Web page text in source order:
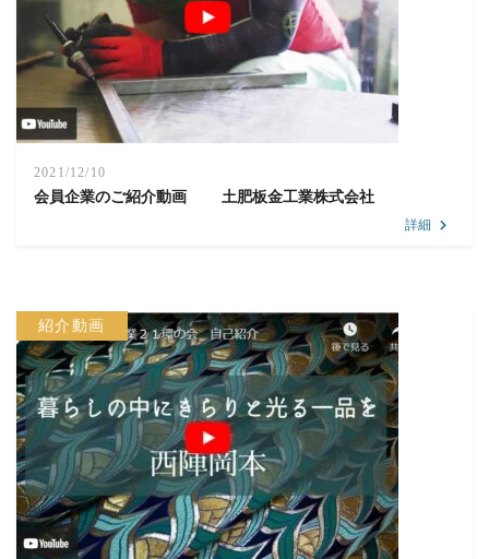
2021/12/10
会員企業のご紹介動画 土肥板金工業株式会社
詳細
紹介動画